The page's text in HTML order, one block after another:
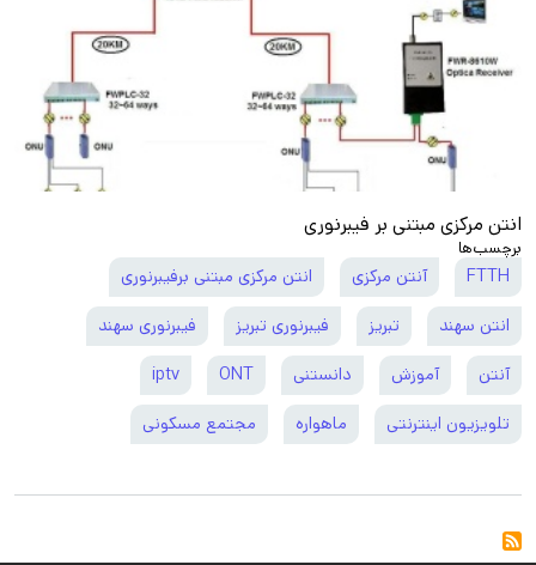
انتن مرکزی مبتنی بر فیبرنوری
برچسب‌ها
FTTH آنتن مرکزی انتن مرکزی مبتنی برفیبرنوری
انتن سهند تبریز فیبرنوری تبریز فیبرنوری سهند
آنتن آموزش دانستنی ONT
iptv
تلویزیون اینترنتی ماهواره مجتمع مسکونی